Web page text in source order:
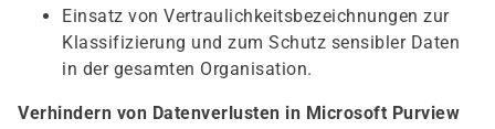
Einsatz von Vertraulichkeitsbezeichnungen zur
Klassifizierung und zum Schutz sensibler Daten
in der gesamten Organisation.
Verhindern von Datenverlusten in Microsoft Purview